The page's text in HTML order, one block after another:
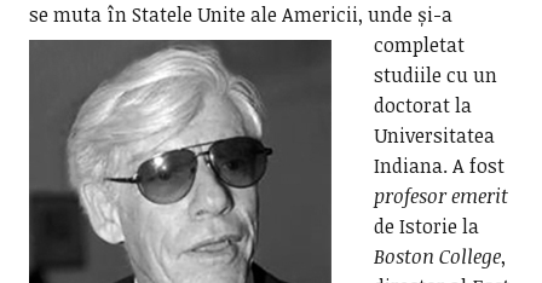
se muta în Statele Unite ale Americii, unde și-a
completat
studiile cu un
doctorat la
Universitatea
Indiana. A fost
profesor emerit
de Istorie la
Boston College,